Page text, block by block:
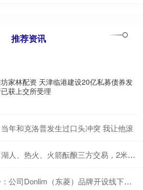
推荐资讯
家林配资 天津临港建设20亿私募债券发
获上交所受理
年和克洛普发生过口头冲突 我让他滚
火、火箭酝酿三方交易，2米01前锋辅佐东契奇
（东菱）品牌开设线下体验店是其营销推广的新尝试